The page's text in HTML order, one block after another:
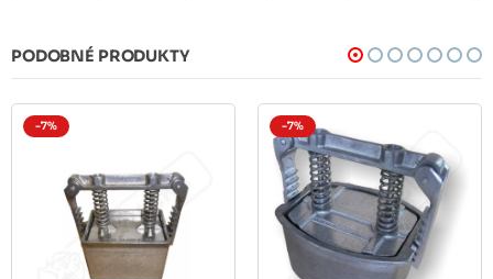
PODOBNÉ PRODUKTY
-7% -7%